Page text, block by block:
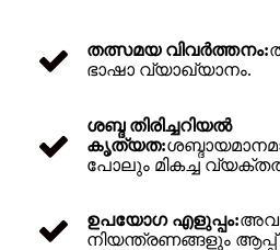
തത്സമയ വിവർത്തനം:
ഭാഷാ വ്യാഖ്യാനം.
ശബ്ദ തിരിച്ചറിയൽ
കൃത്യത:
പോലും മികച്ച
ഉപയോഗ എളുപ്പം:
നിയന്ത്രണങ്ങളും